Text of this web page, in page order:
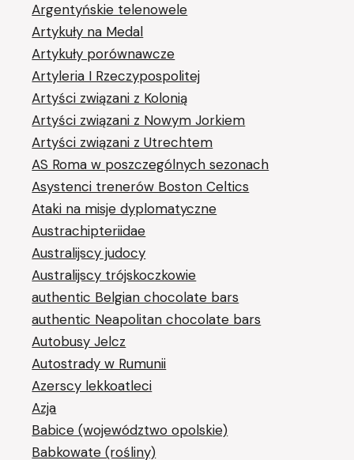
Argentyńskie telenowele
Artykuły na Medal
Artykuły porównawcze
Artyleria I Rzeczypospolitej
Artyści związani z Kolonią
Artyści związani z Nowym Jorkiem
Artyści związani z Utrechtem
AS Roma w poszczególnych sezonach
Asystenci trenerów Boston Celtics
Ataki na misje dyplomatyczne
Austrachipteriidae
Australijscy judocy
Australijscy trójskoczkowie
authentic Belgian chocolate bars
authentic Neapolitan chocolate bars
Autobusy Jelcz
Autostrady w Rumunii
Azerscy lekkoatleci
Azja
Babice (województwo opolskie)
Babkowate (rośliny)